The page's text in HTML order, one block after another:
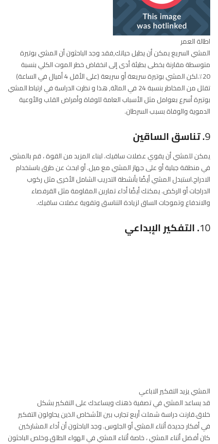
. إطالة حياتك
اطالة العمر
المشي السريع يمكن أن يطيل حياتك,فقد وجد الباحثون أن المشي بوتيرة
متوسطة مقارنة بخطى بطيئة أدى إلى انخفاض خطر الموت الكلي بنسبة
20٪.لكن المشي بوتيرة سريعة أو سريعة (على الأقل 4 أميال في الساعة)
تقلل من المخاطر بنسبة 24 في المائة, هذا و نظرت الدراسة في ارتباط المشي
بوتيرة أسرع بعوامل مثل الأسباب العامة للوفاة وأمراض القلب والأوعية
الدموية والوفاة بسبب السرطان.
9. تناسق الساقين